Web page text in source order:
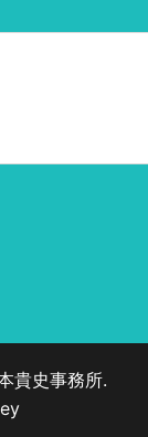
貴史事務所.